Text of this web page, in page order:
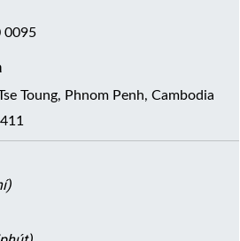
0095
Toung, Phnom Penh, Cambodia